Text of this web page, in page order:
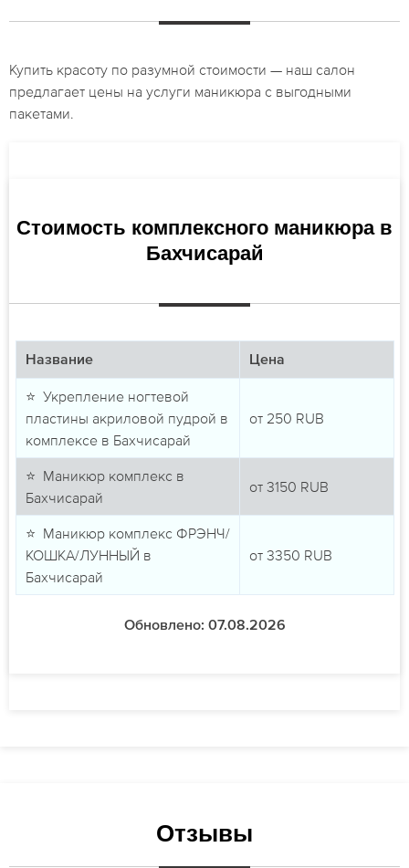
Купить красоту по разумной стоимости — наш салон
предлагает цены на услуги маникюра с выгодными
пакетами.
Стоимость комплексного маникюра в
Бахчисарай
Название Цена
⭐ Укрепление ногтевой
пластины акриловой пудрой в
комплексе в Бахчисарай
от 250 RUB
⭐ Маникюр комплекс в
Бахчисарай
от 3150 RUB
⭐ Маникюр комплекс ФРЭНЧ/
КОШКА/ЛУННЫЙ в
Бахчисарай
от 3350 RUB
Обновлено: 07.08.2026
Отзывы